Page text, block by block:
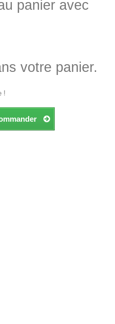
panier avec
votre panier.
!